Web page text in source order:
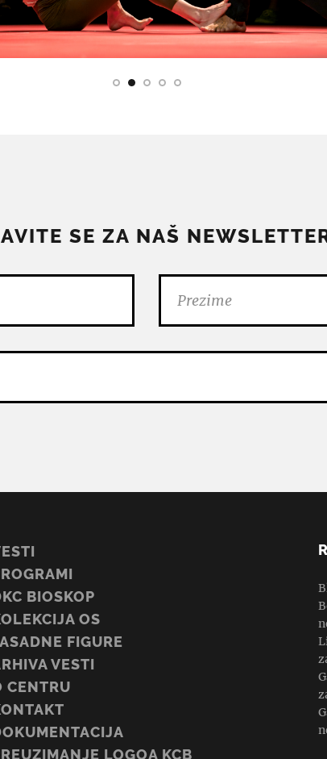
SE ZA NAŠ
BIOSKOP
OS
FIGURE
VESTI
CENTRU
LOGOA KCB